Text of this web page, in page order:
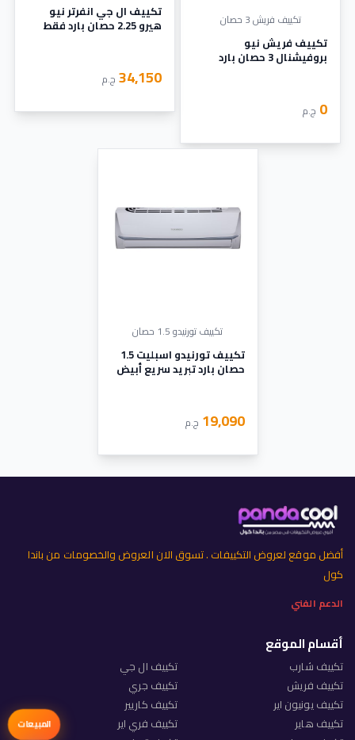
تكييف فريش 3 حصان
تكييف فريش نيو
بروفيشنال 3 حصان بارد
0 ج.م
تكييف ال جي انفرتر نيو
هيرو 2.25 حصان بارد فقط
34,150 ج.م
تكييف تورنيدو 1.5 حصان
تكييف تورنيدو اسبليت 1.5
حصان بارد تبريد سريع أبيض
19,090 ج.م
أفضل موقع لعروض التكييفات . تسوق الان العروض والخصومات من باندا
كول
الدعم الفني
أقسام الموقع
تكييف شارب
تكييف ال جي
تكييف فريش
تكييف جري
تكييف يونيون اير
تكييف كاريير
تكييف هاير
تكييف فري اير
المبيعات